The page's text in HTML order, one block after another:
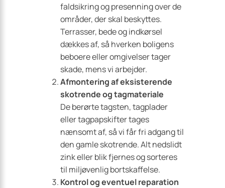
faldsikring og presenning over de
områder, der skal beskyttes.
Terrasser, bede og indkørsel
dækkes af, så hverken boligens
beboere eller omgivelser tager
skade, mens vi arbejder.
Afmontering af eksisterende
skotrende og tagmateriale
De berørte tagsten, tagplader
eller tagpapskifter tages
nænsomt af, så vi får fri adgang til
den gamle skotrende. Alt nedslidt
zink eller blik fjernes og sorteres
til miljøvenlig bortskaffelse.
Kontrol og eventuel reparation